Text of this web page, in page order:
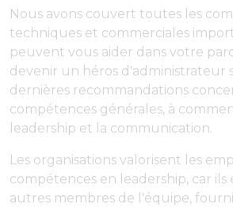
Nous avons couvert toutes les
techniques et commerciales
peuvent vous aider dans votre
devenir un héros d'administrateur
dernières recommandations
compétences générales, à
leadership et la communication.
Les organisations valorisent les
compétences en leadership, car
autres membres de l'équipe,